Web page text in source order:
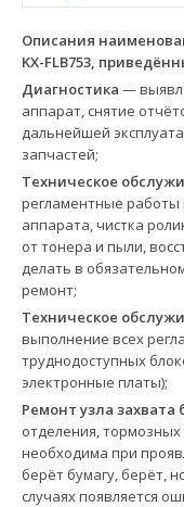
Описания
KX-FLB753,
Диагностика —
аппарат, снятие
дальнейшей
запчастей;
Техническое
регламентные работы
аппарата, чистка
от тонера и пыли,
делать в
ремонт;
Техническое
выполнение всех
труднодоступных
электронные платы);
Ремонт узла захвата
отделения,
необходима при
берёт бумагу, берёт,
случаях появляется